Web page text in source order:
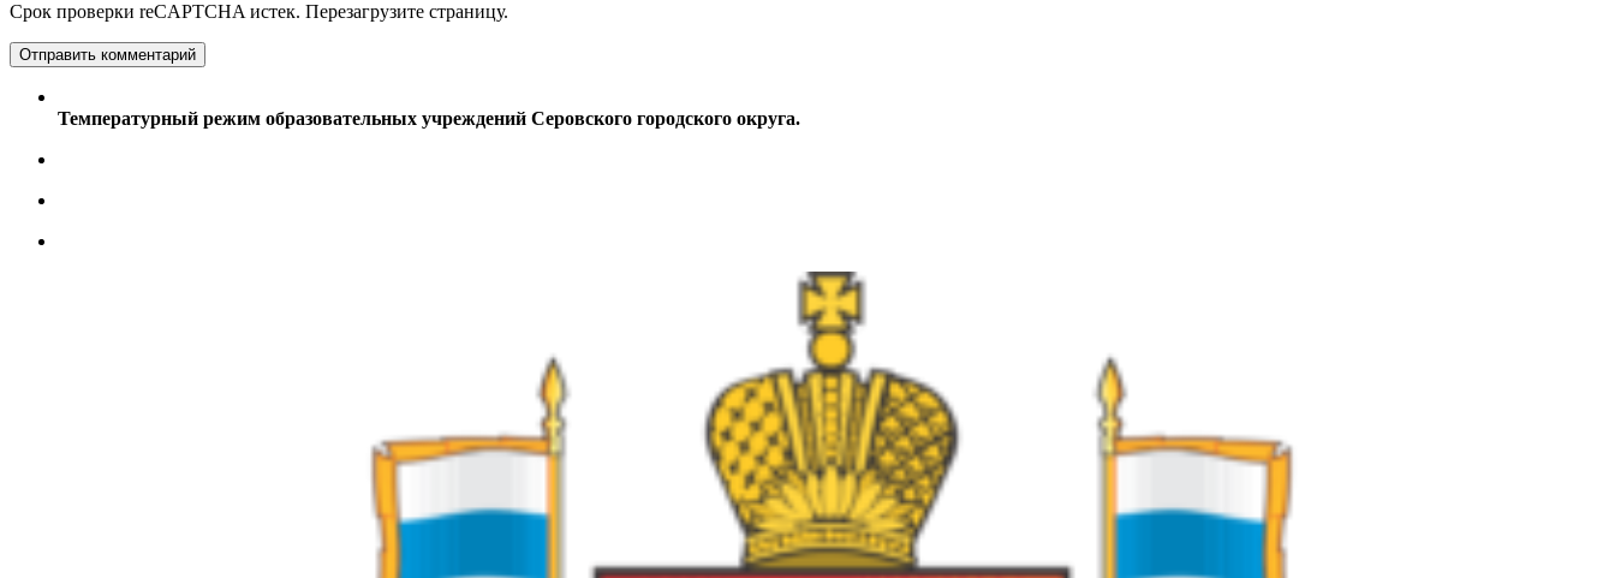
Срок проверки reCAPTCHA истек. Перезагрузите страницу.
Температурный режим образовательных учреждений Серовского городского округа.